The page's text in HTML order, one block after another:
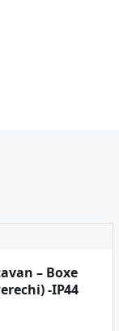
– Boxe
-IP44